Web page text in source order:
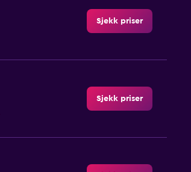
Sjekk priser
Sjekk priser